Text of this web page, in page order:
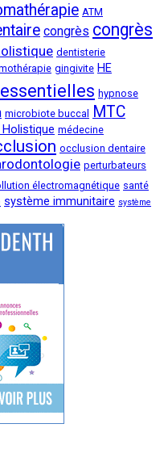
ATM
congrès congrès
dentisterie
gingivite HE
hypnose
microbiote buccal MTC
Holistique médecine
occlusion dentaire
perturbateurs
électromagnétique santé
système immunitaire système